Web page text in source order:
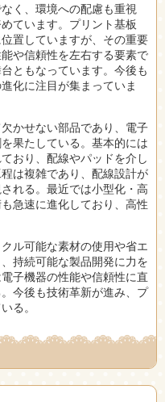
く、環境への配慮も重視
ています。プリント基板
置していますが、その重要
や信頼性を左右する要素で
ともなっています。今後も
化に注目が集まっていま
かせない部品であり、電子
果たしている。基本的には
おり、配線やパッドを介し
は複雑であり、配線設計が
れる。最近では小型化・高
急速に進化しており、高性
ル可能な素材の使用や省エ
持続可能な製品開発に力を
子機器の性能や信頼性に直
今後も技術革新が進み、プ
る。